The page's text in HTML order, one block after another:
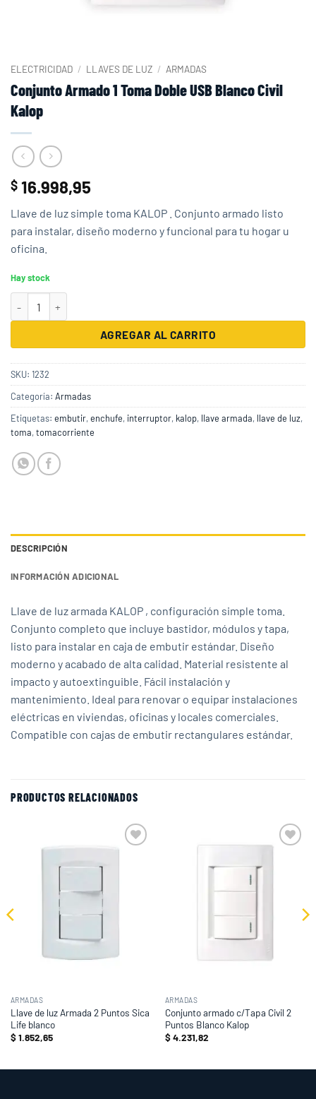
ELECTRICIDAD / LLAVES DE LUZ / ARMADAS
Conjunto Armado 1 Toma Doble USB Blanco Civil
Kalop
$ 16.998,95
Llave de luz simple toma KALOP . Conjunto armado listo
para instalar, diseño moderno y funcional para tu hogar u
oficina.
Hay stock
AGREGAR AL CARRITO
SKU: 1232
Categoría: Armadas
Etiquetas: embutir,enchufe, interruptor, kalop, llave armada, llave de luz,
toma,tomacorriente
DESCRIPCIÓN
INFORMACIÓN ADICIONAL
Llave de luz armada KALOP , configuración simple toma.
Conjunto completo que incluye bastidor, módulos y tapa,
listo para instalar en caja de embutir estándar. Diseño
moderno y acabado de alta calidad. Material resistente al
impacto y autoextinguible. Fácil instalación y
mantenimiento. Ideal para renovar o equipar instalaciones
eléctricas en viviendas, oficinas y locales comerciales.
Compatible con cajas de embutir rectangulares estándar.
PRODUCTOS RELACIONADOS
ARMADAS
Llave de luz Armada 2 Puntos Sica
Life blanco
$1.852,65
ARMADAS
Conjunto armado c/Tapa Civil 2
Puntos Blanco Kalop
$4.231,82